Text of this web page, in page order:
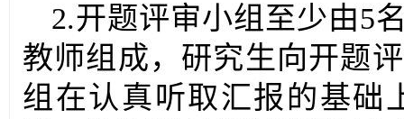
2.开题评审小组至少由5
教师组成，研究生向开题
组在认真听取汇报的基础